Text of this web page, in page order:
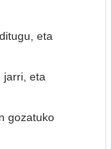
eta
jarri, eta
gozatuko